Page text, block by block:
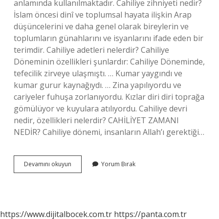
anlamında kullanılmaktadır. Cahiliye zihniyeti nedir?
İslam öncesi dinî ve toplumsal hayata ilişkin Arap
düşüncelerini ve daha genel olarak bireylerin ve
toplumların günahlarını ve isyanlarını ifade eden bir
terimdir. Cahiliye adetleri nelerdir? Cahiliye
Döneminin özellikleri şunlardır: Cahiliye Döneminde,
tefecilik zirveye ulaşmıştı. … Kumar yaygındı ve
kumar gurur kaynağıydı. … Zina yapılıyordu ve
cariyeler fuhuşa zorlanıyordu. Kızlar diri diri toprağa
gömülüyor ve kuyulara atılıyordu. Cahiliye devri
nedir, özellikleri nelerdir? CAHİLİYET ZAMANI
NEDİR? Cahiliye dönemi, insanların Allah’ı gerektiği…
Devamını okuyun
Ahlakı
Yorum Bırak
https://www.dijitalbocek.com.tr https://panta.com.tr